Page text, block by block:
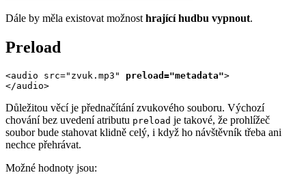
Dále by měla existovat možnosthrající hudbu vypnout.
Preload
<audio src="zvuk.mp3" preload="metadata">
</audio>
Důležitou věcí je přednačítání zvukového souboru. Výchozí
chování bez uvedení atributu preload je takové, že prohlížeč
soubor bude stahovat klidně celý, i když ho návštěvník třeba ani
nechce přehrávat.
Možné hodnoty jsou: